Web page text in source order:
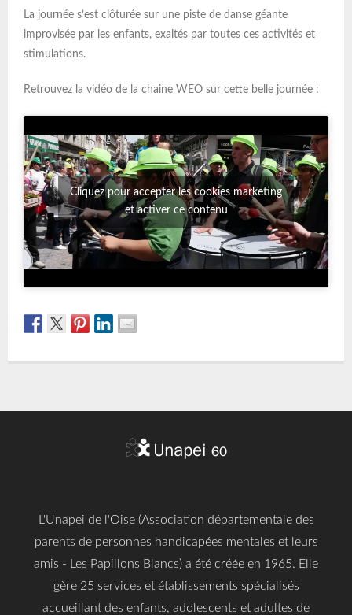
La journée s’est clôturée sur une piste de danse géante
improvisée par les enfants, exaltés par toutes ces activités et
stimulations.
Retrouvez la vidéo de la chaine WEO sur cette belle journée :
Cliquez pour accepter les cookies marketing
et activer ce contenu
L'Unapei de l'Oise (Association départementale des
parents de personnes handicapées mentales et leurs
amis - Les Papillons Blancs) a été créée en 1965. Elle
gère 25 services et établissements spécialisés
accueillant des enfants, adolescents et adultes de